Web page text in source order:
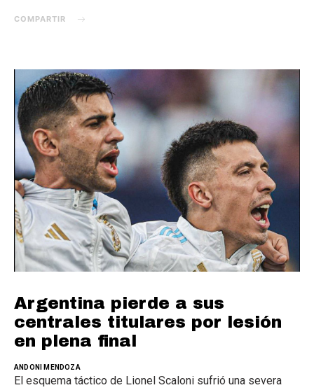
COMPARTIR
Argentina pierde a sus
centrales titulares por lesión
en plena final
ANDONI MENDOZA
El esquema táctico de Lionel Scaloni sufrió una severa